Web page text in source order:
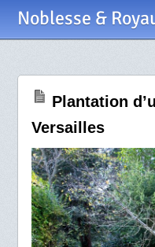
Noblesse &
Plantation
Versailles